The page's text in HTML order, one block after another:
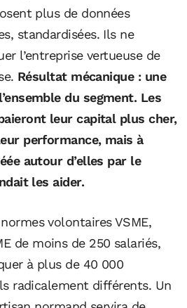
plus de données
standardisées. Ils ne
l’entreprise vertueuse de
Résultat mécanique : une
du segment. Les
leur capital plus cher,
performance, mais à
autour d’elles par le
les aider.
volontaires VSME,
de moins de 250 salariés,
à plus de 40 000
radicalement différents. Un